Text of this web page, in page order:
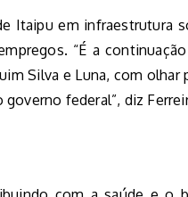
Itaipu em infraestrutura
“É a
Silva e Luna, com
federal”, diz